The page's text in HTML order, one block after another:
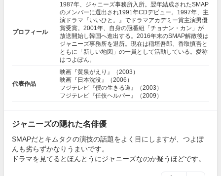
プロフィール
1987年、ジャニーズ事務所入所。翌年結成されたSMAP
のメンバーに選出され1991年CDデビュー。1997年、主
演ドラマ『いいひと。
』でドラマアカデミー賞主演男優
賞受賞。2001年、自身の冠番組「チョナン・カン」が
放送開始し韓国へ進出する。2016年末のSMAP解散後は
ジャニーズ事務所を退所。現在は稲垣吾郎、香取慎吾と
ともに「新しい地図」の一員として活動している。愛称
はつよぽん。
代表作品
映画『黄泉がえり』（2003）
映画『日本沈没』（2006）
フジテレビ『僕の生きる道』（2003）
フジテレビ『任侠ヘルパー』（2009）
ジャニーズの隠れた名俳優
SMAPだとキムタクの演技の話題をよく目にしますが、つよぽ
んも劣らずかなりうまいです。
ドラマを見てるとほんとうにジャニーズなのか疑うほどです。